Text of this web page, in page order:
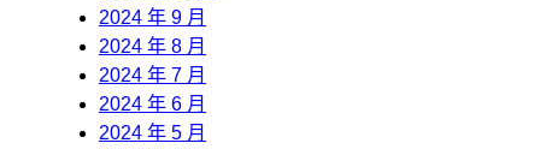
2024 年 9 月
2024 年 8 月
2024 年 7 月
2024 年 6 月
2024 年 5 月